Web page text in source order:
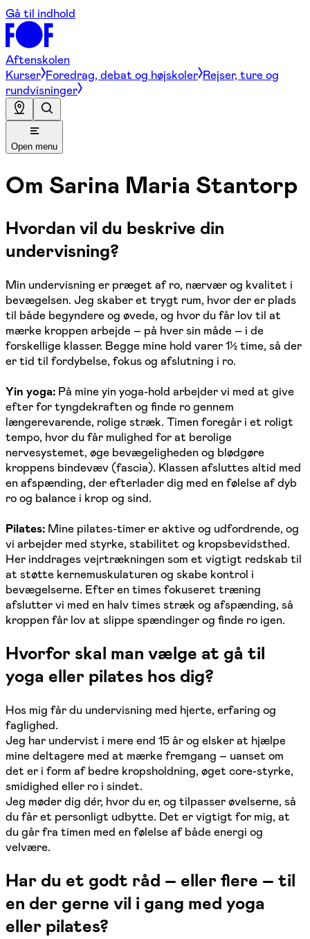
Gå til indhold
Aftenskolen
Kurser Foredrag, debat og højskoler Rejser, ture og
rundvisninger
Open menu
Om Sarina Maria Stantorp
Hvordan vil du beskrive din
undervisning?
Min undervisning er præget af ro, nærvær og kvalitet i
bevægelsen. Jeg skaber et trygt rum, hvor der er plads
til både begyndere og øvede, og hvor du får lov til at
mærke kroppen arbejde – på hver sin måde – i de
forskellige klasser. Begge mine hold varer 1½ time, så der
er tid til fordybelse, fokus og afslutning i ro.
Yin yoga: På mine yin yoga-hold arbejder vi med at give
efter for tyngdekraften og finde ro gennem
længerevarende, rolige stræk. Timen foregår i et roligt
tempo, hvor du får mulighed for at berolige
nervesystemet, øge bevægeligheden og blødgøre
kroppens bindevæv (fascia). Klassen afsluttes altid med
en afspænding, der efterlader dig med en følelse af dyb
ro og balance i krop og sind.
Pilates: Mine pilates-timer er aktive og udfordrende, og
vi arbejder med styrke, stabilitet og kropsbevidsthed.
Her inddrages vejrtrækningen som et vigtigt redskab til
at støtte kernemuskulaturen og skabe kontrol i
bevægelserne. Efter en times fokuseret træning
afslutter vi med en halv times stræk og afspænding, så
kroppen får lov at slippe spændinger og finde ro igen.
Hvorfor skal man vælge at gå til
yoga eller pilates hos dig?
Hos mig får du undervisning med hjerte, erfaring og
faglighed.
Jeg har undervist i mere end 15 år og elsker at hjælpe
mine deltagere med at mærke fremgang – uanset om
det er i form af bedre kropsholdning, øget core-styrke,
smidighed eller ro i sindet.
Jeg møder dig dér, hvor du er, og tilpasser øvelserne, så
du får et personligt udbytte. Det er vigtigt for mig, at
du går fra timen med en følelse af både energi og
velvære.
Har du et godt råd – eller flere – til
en der gerne vil i gang med yoga
eller pilates?